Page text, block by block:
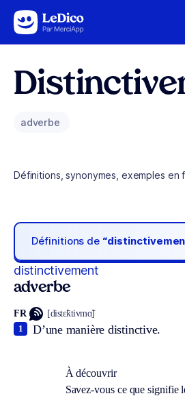
Aller au contenu
adverbe
Définitions, synonymes, exemples en
Définitions de
distinctivement
adverbe
FR [distɛ̃ktivmɑ̃]
D’une manière distinctive.
1
À découvrir
Savez-vous ce que signifie